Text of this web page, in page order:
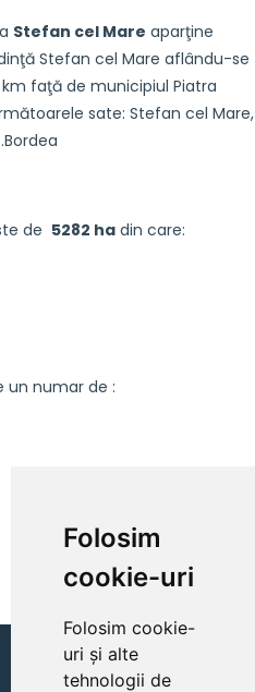
Folosim
cookie-uri
Folosim cookie-
uri și alte
tehnologii de
Stefan cel Mare aparţine
Stefan cel Mare aflându-se
faţă de municipiul Piatra
sate: Stefan cel Mare,
de 5282 ha din care:
un numar de :